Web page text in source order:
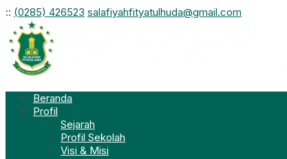
:: (0285) 426523 salafiyahfityatulhuda@gmail.com
Beranda
Profil
Sejarah
Profil Sekolah
Visi & Misi